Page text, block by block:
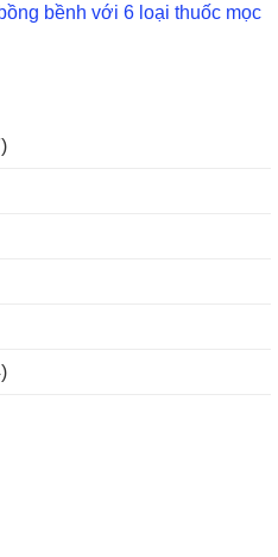
bềnh với 6 loại thuốc mọc